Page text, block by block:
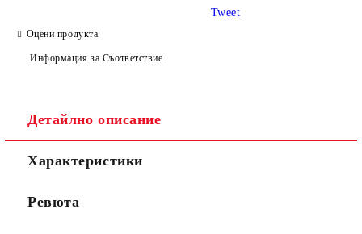
Оцени продукта
Информация за Съответствие
Tweet
Детайлно описание
Характеристики
Ревюта